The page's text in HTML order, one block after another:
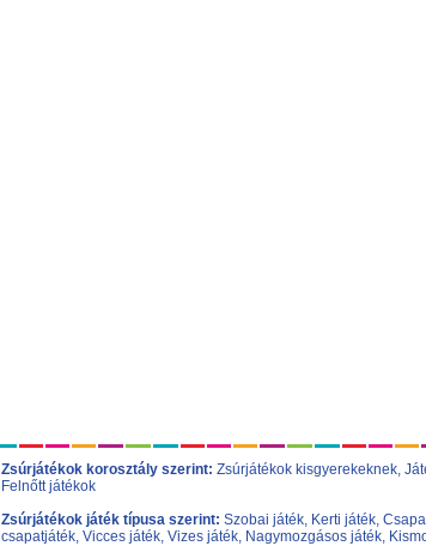
Zsúrjátékok korosztály szerint: Zsúrjátékok kisgyerekeknek,
Felnőtt játékok
Zsúrjátékok játék típusa szerint: Szobai játék, Kerti játék,
csapatjáték, Vicces játék, Vizes játék, Nagymozgásos játék,